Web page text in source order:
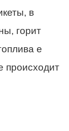
в
горит
е
происходит